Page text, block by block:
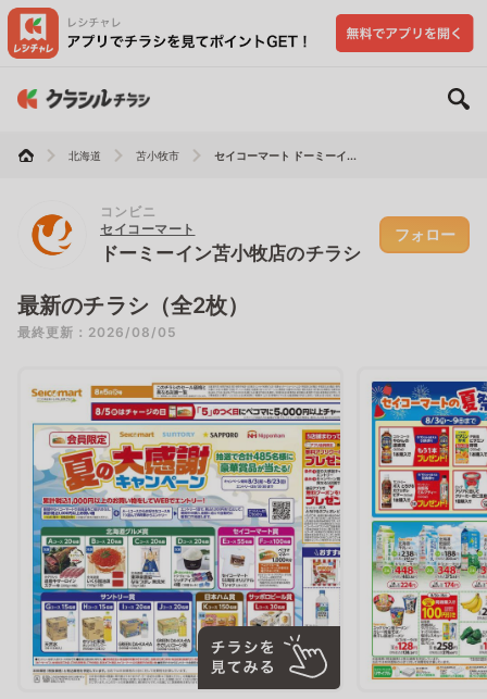
北海道 苫小牧市 セイコーマート ドーミーイ...
コンビニ
セイコーマート
ドーミーイン苫小牧店のチラシ
フォロー
最新のチラシ（全2枚）
最終更新：2026/08/05